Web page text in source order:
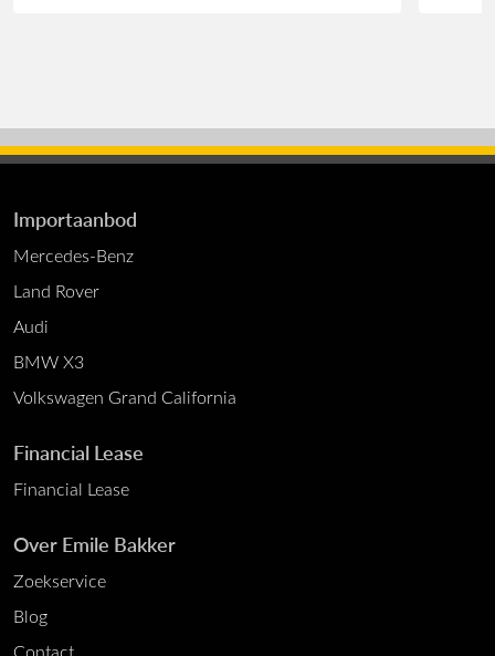
Importaanbod
Mercedes-Benz
Land Rover
Audi
BMW X3
Volkswagen Grand California
Financial Lease
Financial Lease
Over Emile Bakker
Zoekservice
Blog
Contact